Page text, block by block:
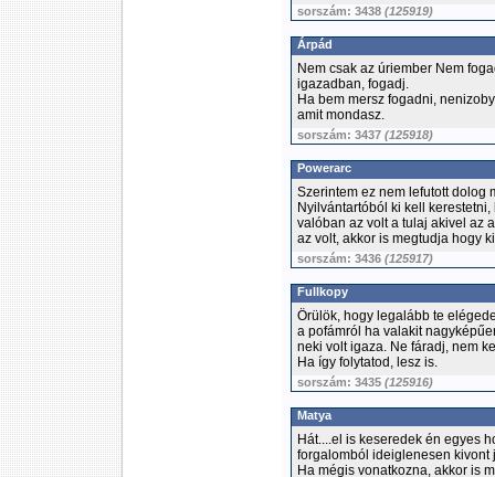
sorszám: 3438 (125919)
Árpád
Nem csak az úriember Nem
igazadban, fogadj.
Ha bem mersz fogadni,
amit mondasz.
sorszám: 3437 (125918)
Powerarc
Szerintem ez nem lefutott dolog
Nyilvántartóból ki kell
valóban az volt a tulaj akivel az
az volt, akkor is megtudja hogy
sorszám: 3436 (125917)
Fullkopy
Örülök, hogy legalább te
a pofámról ha valakit
neki volt igaza. Ne fáradj, nem
Ha így folytatod, lesz is.
sorszám: 3435 (125916)
Matya
Hát....el is keseredek én egyes
forgalomból ideiglenesen kivont
Ha mégis vonatkozna, akkor is